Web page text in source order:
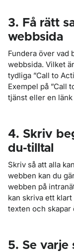
3. Få rätt
webbsida
Fundera över vad
webbsida. Vilket
tydliga ”Call to
Exempel på ”Call
tjänst eller en
4. Skriv
du-tilltal
Skriv så att alla
webben kan du
webben på
kan skriva ett
texten och skapar
5. Se varje